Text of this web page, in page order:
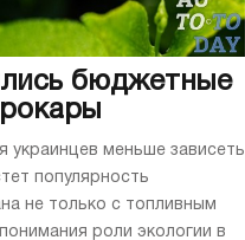
бюджетные
украинцев меньше зависеть
популярность
не только с топливным
роли экологии в